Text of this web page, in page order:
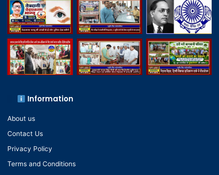
Information
About us
Contact Us
Privacy Policy
Terms and Conditions